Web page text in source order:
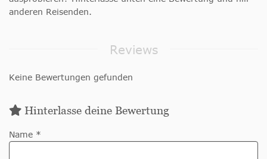
anderen Reisenden.
Reviews
Keine Bewertungen gefunden
Hinterlasse deine Bewertung
Name *